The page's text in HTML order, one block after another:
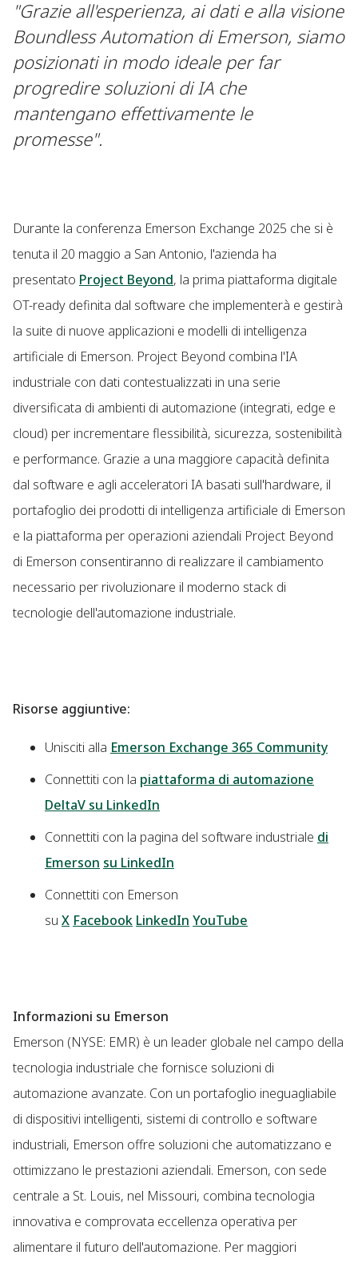
"Grazie all'esperienza, ai dati e alla visione
Boundless Automation di Emerson, siamo
posizionati in modo ideale per far
progredire soluzioni di IA che
mantengano effettivamente le
promesse".
Durante la conferenza Emerson Exchange 2025 che si è
tenuta il 20 maggio a San Antonio, l'azienda ha
presentato Project Beyond, la prima piattaforma digitale
OT-ready definita dal software che implementerà e gestirà
la suite di nuove applicazioni e modelli di intelligenza
artificiale di Emerson. Project Beyond combina l'IA
industriale con dati contestualizzati in una serie
diversificata di ambienti di automazione (integrati, edge e
cloud) per incrementare flessibilità, sicurezza, sostenibilità
e performance. Grazie a una maggiore capacità definita
dal software e agli acceleratori IA basati sull'hardware, il
portafoglio dei prodotti di intelligenza artificiale di Emerson
e la piattaforma per operazioni aziendali Project Beyond
di Emerson consentiranno di realizzare il cambiamento
necessario per rivoluzionare il moderno stack di
tecnologie dell'automazione industriale.
Risorse aggiuntive:
Unisciti alla Emerson Exchange 365 Community
Connettiti con la piattaforma di automazione
DeltaV su LinkedIn
Connettiti con la pagina del software industriale di
Emerson su LinkedIn
Connettiti con Emerson
su X Facebook LinkedIn YouTube
Informazioni su Emerson
Emerson (NYSE: EMR) è un leader globale nel campo della
tecnologia industriale che fornisce soluzioni di
automazione avanzate. Con un portafoglio ineguagliabile
di dispositivi intelligenti, sistemi di controllo e software
industriali, Emerson offre soluzioni che automatizzano e
ottimizzano le prestazioni aziendali. Emerson, con sede
centrale a St. Louis, nel Missouri, combina tecnologia
innovativa e comprovata eccellenza operativa per
alimentare il futuro dell'automazione. Per maggiori